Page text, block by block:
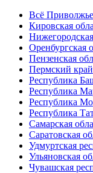
Всё Приволжье
Кировская
Оренбургская
Пензенская
Пермский край
Республика
Республика
Республика
Республика
Самарская
Саратовская
Удмуртская
Ульяновская
Чувашская